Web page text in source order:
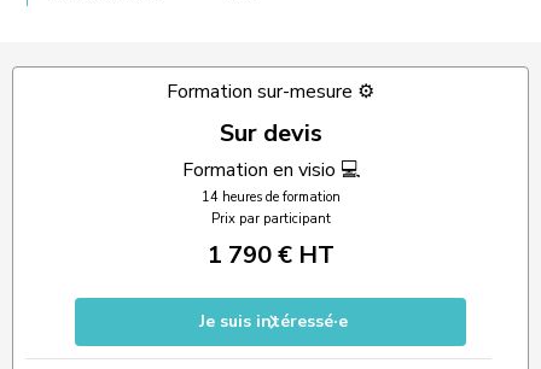
Formation sur-mesure ⚙️
Sur devis
Formation en visio 💻
14 heures de formation
Prix par participant
1 790 € HT
Je suis intéressé·e